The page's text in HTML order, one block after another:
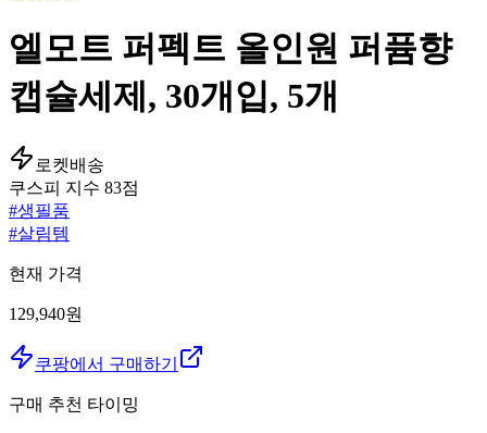
엘모트 퍼펙트 올인원 퍼퓸향
캡슐세제, 30개입, 5개
로켓배송
쿠스피 지수 83점
#생필품
#살림템
현재 가격
129,940원
쿠팡에서 구매하기
구매 추천 타이밍